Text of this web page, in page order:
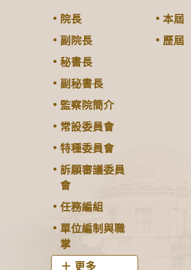
院長
副院長
秘書長
副秘書長
監察院簡介
常設委員會
特種委員會
訴願審議委員
會
任務編組
單位編制與職
掌
更多
本屆
歷屆